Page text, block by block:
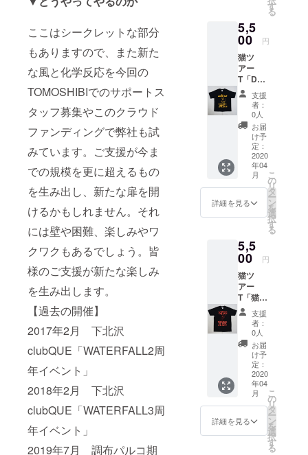
ここはシークレットな部分
もありますので、また新た
な風と化学反応を今回の
TOMOSHIBIでのサポートス
タッフ募集やこのクラウド
ファンディングで弊社も試
みています。ご支援が今ま
での規模を更に超えるもの
を生み出し、新たな扉を開
けるかもしれません。それ
には壁や困難、楽しみやワ
クワクもあるでしょう。皆
様のご支援が新たな楽しみ
を生み出します。
【過去の開催】
2017年2月 下北沢
clubQUE「WATERFALL2周
年イベント」
2018年2月 下北沢
clubQUE「WATERFALL3周
年イベント」
2019年7月 調布パルコ期
ビジネ
スマン
の方は
A4サイ
ズまで
の書類
やノー
ト型パ
ソコン
の持ち
運びに
も便利
です。
デザイ
ナー自
ら手書
きした
イラス
トをプ
した
WATER
FALL完
全オリ
ジナル
トート
バッ
グ。
『ビン
テージ
猫の愉
快な物
語 ～
REGGA
E CAT
～編』
【サイ
ズ】
（cm）
帳も入
れて頂
けるの
で小旅
行や買
い物時
にもオ
ススメ
です。
学生や
ビジネ
スマン
の方は
A4サイ
ズまで
やノー
ト型パ
の持ち
運びに
も便利
です。
デザイ
ナー自
ら手書
きした
イラス
トをプ
リント
した
WATER
FALL完
全オリ
ジナル
トート
バッ
グ。
や音楽
好きな
友達が
増える
ことは
間違い
ない
WATER
FALL5
周年イ
ベント
です！
※写真は
実際の
するも
のでは
（イベ
ントの
イメー
ジ写
真）
のまま
写真の
なるこ
ともご
了承下
さい。
※商品は
4月下
旬〜5月
中旬頃
発送予
定。
【Fサイ
ズ】 ・
48～
64cm ※
調整で
きるの
で完全
なユニ
セック
ス商品
です。
【品質
表示】
・綿
100%
・手
洗い可
（あま
しませ
んが綿
現在、
売って
は写真
の赤色
ですが
CAMPF
IRE限定
色に変
える予
定で
す。な
のでか
なりレ
アにな
りま
す。数
のまま
写真の
なるこ
ともご
了承下
さい。
※商品は
4月下
旬〜5月
中旬頃
発送予
定。
【Fサイ
ズ】 ・
48～
64cm ※
産数量
限定品
WATER
FALL猫
ツアーT
シャツ
（左袖
にレ
コード
ワッペ
ン）。
猫バン
ドバー
ジョ
ン。オ
リジナ
ルイラ
メー
カー
H」との
コラボ
商品。
「WATE
RFALL
×「GIL
DAN」
のW
ネーム
完全限
定商
品。生
産数量
す
る
5,5
00 円
猫ツ
アー
T「DJ
猫」
（レ
コード
ワッペ
ン）
ブラッ
ク S /
M / Lサ
イズ
WATER
FALLオ
リジナ
限定品
WATER
FALL猫
ツアーT
シャツ
（左袖
にレ
コード
ワッペ
ン）。
DJ猫
バー
ジョ
ン。秋
冬新
作。オ
リジナ
支援
者：
0人
お届
け予
定：
2020
年04
月
詳細を見る
こ
の
リ
タ
ー
ン
を
選
択
す
る
5,5
00 円
猫ツ
アー
T「猫
ベー
ス」
（レ
コード
ワッペ
ン）
ブラッ
ク S /
M / Lサ
イズ
WATER
FALLオ
支援
者：
0人
お届
け予
定：
2020
年04
月
詳細を見る
こ
の
リ
タ
ー
ン
を
選
択
す
る